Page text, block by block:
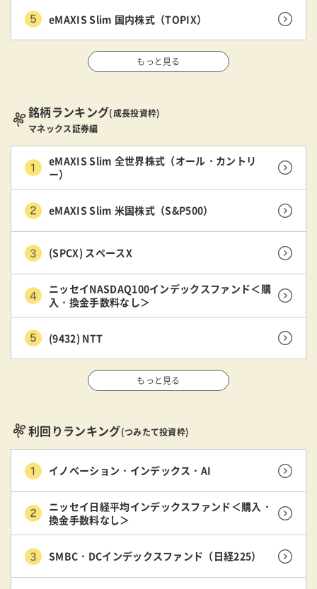
eMAXIS Slim 国内株式（TOPIX）
もっと見る
銘柄ランキング(成長投資枠)
マネックス証券編
eMAXIS Slim 全世界株式（オール・カントリ
ー）
eMAXIS Slim 米国株式（S&P500）
(SPCX) スペースX
ニッセイNASDAQ100インデックスファンド＜購
入・換金手数料なし＞
(9432) NTT
もっと見る
利回りランキング(つみたて投資枠)
イノベーション・インデックス・AI
ニッセイ日経平均インデックスファンド＜購入・
換金手数料なし＞
SMBC・DCインデックスファンド（日経225）